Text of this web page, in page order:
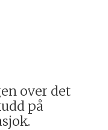
over det
på